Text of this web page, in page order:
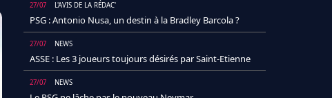
27/07 L'AVIS DE LA RÉDAC'
PSG : Antonio Nusa, un destin à la Bradley Barcola ?
27/07 NEWS
ASSE : Les 3 joueurs toujours désirés par Saint-Etienne
27/07 NEWS